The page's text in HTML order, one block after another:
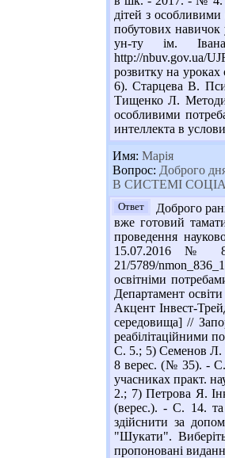
дітей з
побутових
ун-ту ім.
http://nbuv.gov.ua/
розвитку на
6). Старцева В.
Тищенко Л.
особливими
интеллекта в
Имя: Марія
Вопрос: Доброго
В СИСТЕМІ
Ответ
Доброго
вже готовий
проведення
15.07.2016 №
21/5789/
освітніми
Департамент
Акцент Інвест-
середовища] //
реабілітаційними
С. 5.; 5) Семенов Л.
8 верес. (№ 35). - С.
учасниках практ.
2.; 7) Петрова Я.
(верес.). - С. 14.
здійснити за
"Шукати".
пропоновані